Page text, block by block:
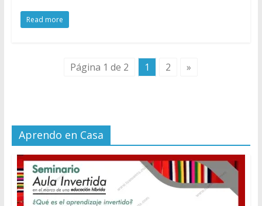
Read more
Página 1 de 2 1 2 »
Aprendo en Casa